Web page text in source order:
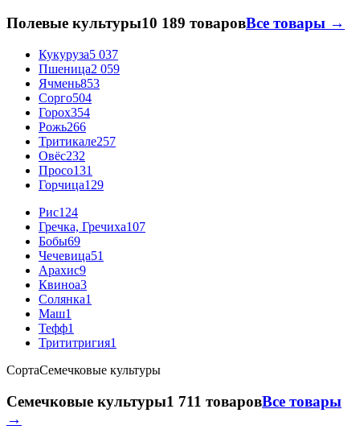
Полевые культуры10 189 товаровВсе товары →
Кукуруза5 037
Пшеница2 059
Ячмень853
Сорго504
Горох354
Рожь266
Тритикале257
Овёс232
Просо131
Горчица129
Рис124
Гречка, Гречиха107
Бобы69
Чечевица51
Арахис9
Квиноа3
Солянка1
Маш1
Тефф1
Трититригия1
СортаСемечковые культуры
Семечковые культуры1 711 товаровВсе товары
→